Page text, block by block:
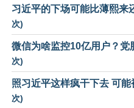
习近平的下场可能比薄熙来
次)
微信为啥监控10亿用户？党
次)
照习近平这样疯干下去 可能
次)